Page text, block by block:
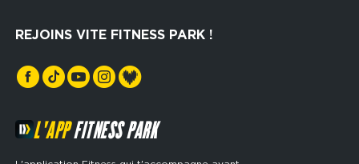
Cross Training
REJOINS VITE FITNESS PARK !
L'APPFITNESS PARK